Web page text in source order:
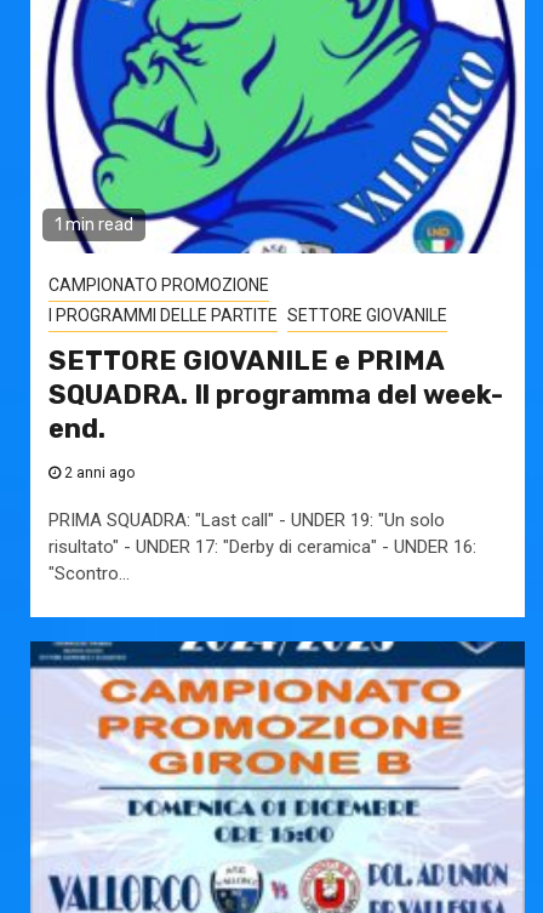
1 min read
CAMPIONATO PROMOZIONE
I PROGRAMMI DELLE PARTITE SETTORE GIOVANILE
SETTORE GIOVANILE e PRIMA
SQUADRA. Il programma del week-
end.
2 anni ago
PRIMA SQUADRA: "Last call" - UNDER 19: "Un solo
risultato" - UNDER 17: "Derby di ceramica" - UNDER 16:
"Scontro...